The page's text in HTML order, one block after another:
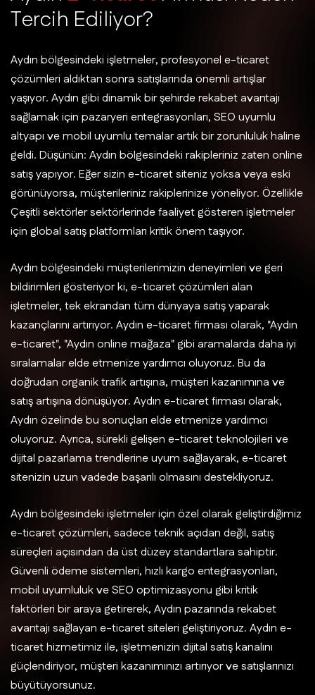
Tercih Ediliyor?
Aydın bölgesindeki işletmeler, profesyonel e-ticaret
çözümleri aldıktan sonra satışlarında önemli artışlar
yaşıyor. Aydın gibi dinamik bir şehirde rekabet avantajı
sağlamak için pazaryeri entegrasyonları, SEO uyumlu
altyapı ve mobil uyumlu temalar artık bir zorunluluk haline
geldi. Düşünün: Aydın bölgesindeki rakipleriniz zaten online
satış yapıyor. Eğer sizin e-ticaret siteniz yoksa veya eski
görünüyorsa, müşterileriniz rakiplerinize yöneliyor. Özellikle
Çeşitli sektörler sektörlerinde faaliyet gösteren işletmeler
için global satış platformları kritik önem taşıyor.
Aydın bölgesindeki müşterilerimizin deneyimleri ve geri
bildirimleri gösteriyor ki, e-ticaret çözümleri alan
işletmeler, tek ekrandan tüm dünyaya satış yaparak
kazançlarını artırıyor. Aydın e-ticaret firması olarak, "Aydın
e-ticaret", "Aydın online mağaza" gibi aramalarda daha iyi
sıralamalar elde etmenize yardımcı oluyoruz. Bu da
doğrudan organik trafik artışına, müşteri kazanımına ve
satış artışına dönüşüyor. Aydın e-ticaret firması olarak,
Aydın özelinde bu sonuçları elde etmenize yardımcı
oluyoruz. Ayrıca, sürekli gelişen e-ticaret teknolojileri ve
dijital pazarlama trendlerine uyum sağlayarak, e-ticaret
sitenizin uzun vadede başarılı olmasını destekliyoruz.
Aydın bölgesindeki işletmeler için özel olarak geliştirdiğimiz
e-ticaret çözümleri, sadece teknik açıdan değil, satış
süreçleri açısından da üst düzey standartlara sahiptir.
Güvenli ödeme sistemleri, hızlı kargo entegrasyonları,
mobil uyumluluk ve SEO optimizasyonu gibi kritik
faktörleri bir araya getirerek, Aydın pazarında rekabet
avantajı sağlayan e-ticaret siteleri geliştiriyoruz. Aydın e-
ticaret hizmetimiz ile, işletmenizin dijital satış kanalını
güçlendiriyor, müşteri kazanımınızı artırıyor ve satışlarınızı
büyütüyorsunuz.